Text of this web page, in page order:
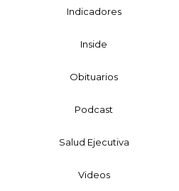
Indicadores
Inside
Obituarios
Podcast
Salud Ejecutiva
Videos